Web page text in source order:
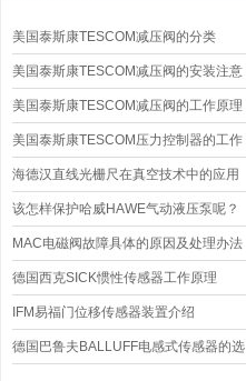
美国泰斯康TESCOM减压阀的分类
美国泰斯康TESCOM减压阀的安装注意
事项
美国泰斯康TESCOM减压阀的工作原理
美国泰斯康TESCOM压力控制器的工作
原理
海德汉直线光栅尺在真空技术中的应用
该怎样保护哈威HAWE气动液压泵呢？
MAC电磁阀故障具体的原因及处理办法
德国西克SICK惯性传感器工作原理
IFM易福门位移传感器装置介绍
德国巴鲁夫BALLUFF电感式传感器的选